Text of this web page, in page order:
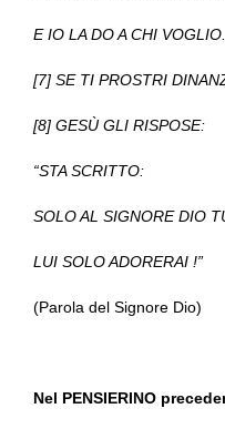
E IO LA DO A CHI VOGLIO.
[7] SE TI PROSTRI
[8] GESÙ GLI RISPOSE:
“STA SCRITTO:
SOLO AL SIGNORE DIO
LUI SOLO ADORERAI !”
(Parola del Signore Dio)
Nel PENSIERINO